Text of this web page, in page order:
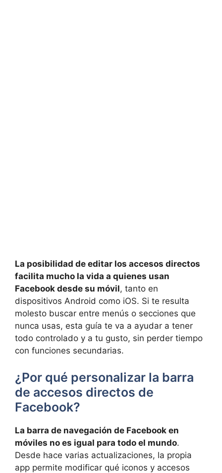
La posibilidad de editar los accesos directos
facilita mucho la vida a quienes usan
Facebook desde su móvil, tanto en
dispositivos Android como iOS. Si te resulta
molesto buscar entre menús o secciones que
nunca usas, esta guía te va a ayudar a tener
todo controlado y a tu gusto, sin perder tiempo
con funciones secundarias.
¿Por qué personalizar la barra
de accesos directos de
Facebook?
La barra de navegación de Facebook en
móviles no es igual para todo el mundo.
Desde hace varias actualizaciones, la propia
app permite modificar qué iconos y accesos